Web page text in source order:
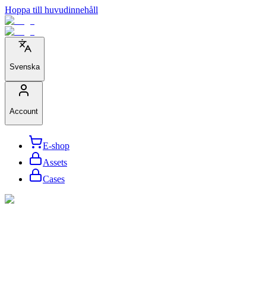
Hoppa till huvudinnehåll
Svenska
Account
E-shop
Assets
Cases